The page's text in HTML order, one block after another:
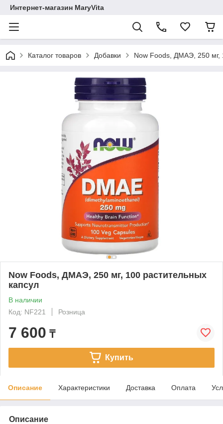
Интернет-магазин MaryVita
Каталог товаров Добавки Now Foods, ДМАЭ, 250 мг,
Now Foods, ДМАЭ, 250 мг, 100 растительных
капсул
В наличии
Код: NF221
Розница
7 600 ₸
Купить
Описание Характеристики Доставка Оплата
Описание